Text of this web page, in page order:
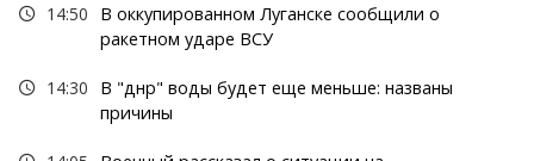
14:50
В оккупированном Луганске сообщили о
ракетном ударе ВСУ
14:30
В "днр" воды будет еще меньше: названы
причины